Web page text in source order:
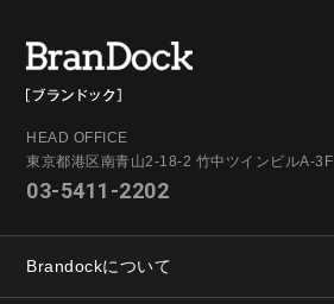
HEAD OFFICE
東京都港区南青山2-18-2 竹中ツインビルA-3F
03-5411-2202
Brandockについて